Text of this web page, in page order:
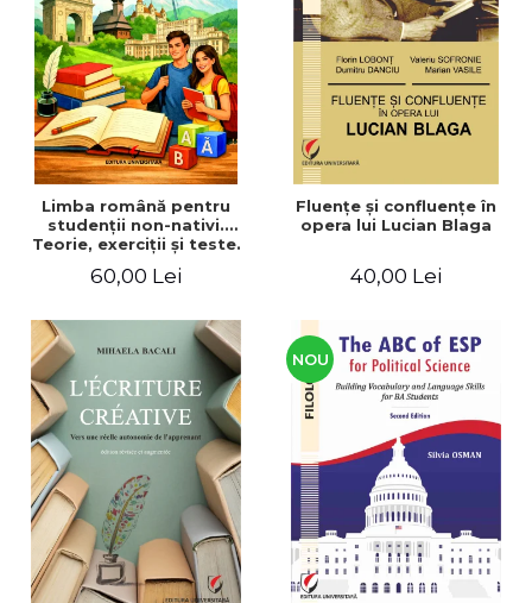
ADMINISTRATIVE
ȘTIINȚE ECONOMICE
ȘTIINȚE EXACTE
EDUCAȚIE FIZICĂ ȘI SPORT
PREUNIVERSITARIA
TIMP LIBER
ÎN CURS DE APARIȚIE
NOUTĂȚI
PACHETE DE STUDIU
ULTIMELE EXEMPLARE
Cum Cumpăr
Livrare
Politica de Retur
Formular de Retur
Distribuitori
Limba română pentru
studenţii non-nativi.
Teorie, exerciţii şi teste.
60,00 Lei
Fluenţe şi confluenţe în
opera lui Lucian Blaga
40,00 Lei
NOU